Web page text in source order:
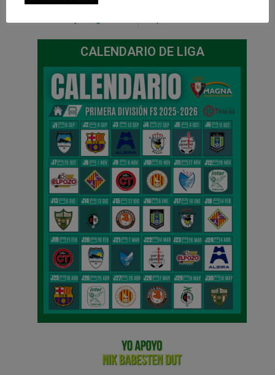
ANTERIOR
CALENDARIO DE LIGA